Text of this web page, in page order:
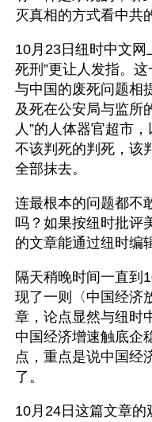
灭真相的方式看中共
10月23日纽时中文网
死刑”更让人发指。
与中国的废死问题相
及死在公安局与监所
人”的人体器官超市
不该判死的判死，该
全部抹去。
连最根本的问题都不
吗？如果按纽时批评
的文章能通过纽时编
隔天稍晚时间一直到
现了一则〈中国经济
章，论点显然与纽时
中国经济增速触底企
点，重点是说中国经
了。
10月24日这篇文章的